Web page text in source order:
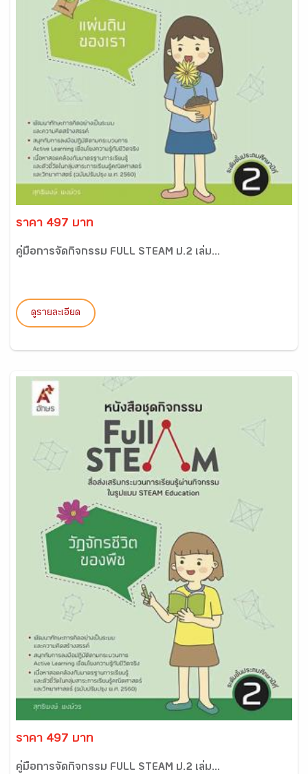
ราคา 497 บาท
คู่มือการจัดกิจกรรม FULL STEAM ป.2 เล่ม...
ดูรายละเอียด
ราคา 497 บาท
คู่มือการจัดกิจกรรม FULL STEAM ป.2 เล่ม...